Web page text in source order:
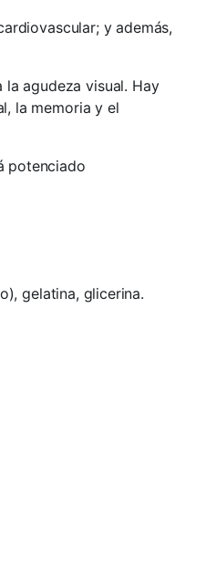
y además,
agudeza visual. Hay
la memoria y el
potenciado
gelatina, glicerina.